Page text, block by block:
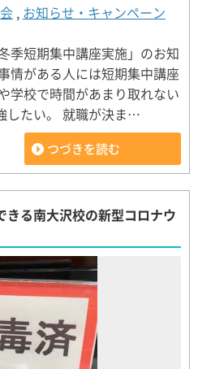
, お知らせ・キャンペーン
季短期集中講座実施」のお知
情がある人には短期集中講座
学校で時間があまり取れない
したい。 就職が決ま…
つづきを読む
きる南大沢校の新型コロナウ